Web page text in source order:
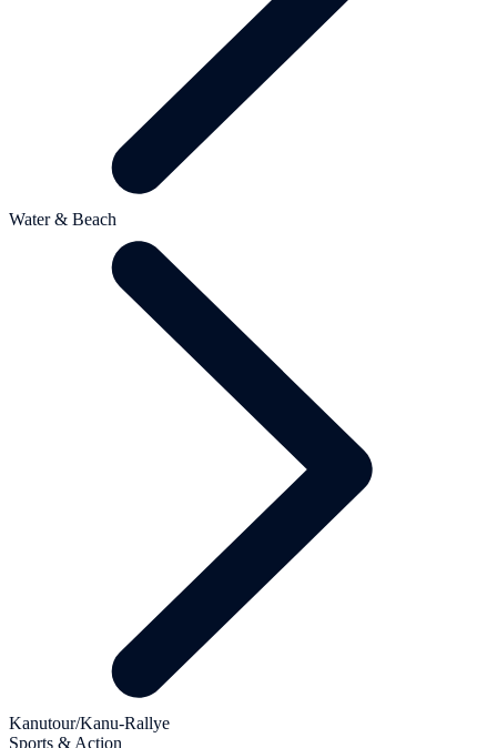
Water & Beach
Kanutour/Kanu-Rallye
Sports & Action